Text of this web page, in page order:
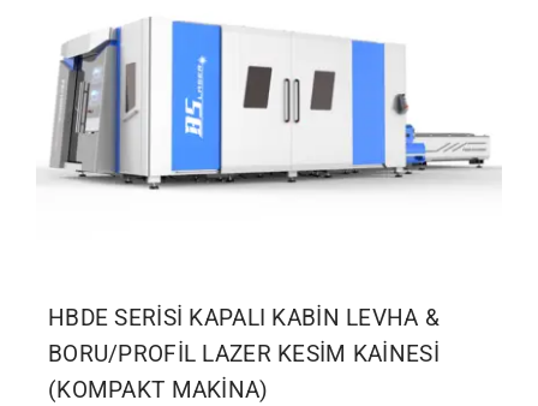
İletişim
HBDE SERİSİ KAPALI KABİN LEVHA &
BORU/PROFİL LAZER KESİM KAİNESİ
(KOMPAKT MAKİNA)